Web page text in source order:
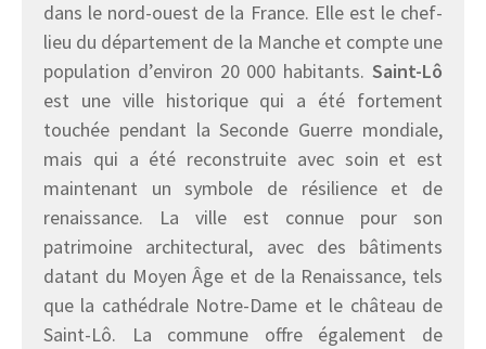
dans le nord-ouest de la France. Elle est le chef-
lieu du département de la Manche et compte une
population d’environ 20 000 habitants. Saint-Lô
est une ville historique qui a été fortement
touchée pendant la Seconde Guerre mondiale,
mais qui a été reconstruite avec soin et est
maintenant un symbole de résilience et de
renaissance. La ville est connue pour son
patrimoine architectural, avec des bâtiments
datant du Moyen Âge et de la Renaissance, tels
que la cathédrale Notre-Dame et le château de
Saint-Lô. La commune offre également de